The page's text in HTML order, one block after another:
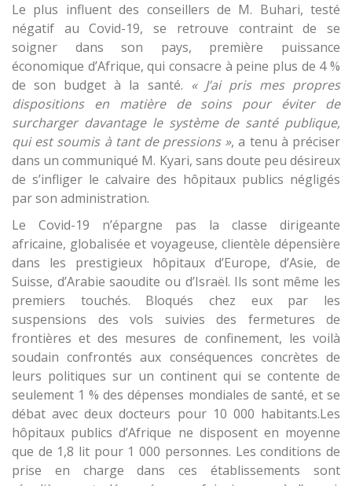
Le plus influent des conseillers de M. Buhari, testé
négatif au Covid-19, se retrouve contraint de se
soigner dans son pays, première puissance
économique d’Afrique, qui consacre à peine plus de 4 %
de son budget à la santé. « J’ai pris mes propres
dispositions en matière de soins pour éviter de
surcharger davantage le système de santé publique,
qui est soumis à tant de pressions », a tenu à préciser
dans un communiqué M. Kyari, sans doute peu désireux
de s’infliger le calvaire des hôpitaux publics négligés
par son administration.
Le Covid-19 n’épargne pas la classe dirigeante
africaine, globalisée et voyageuse, clientèle dépensière
dans les prestigieux hôpitaux d’Europe, d’Asie, de
Suisse, d’Arabie saoudite ou d’Israël. Ils sont même les
premiers touchés. Bloqués chez eux par les
suspensions des vols suivies des fermetures de
frontières et des mesures de confinement, les voilà
soudain confrontés aux conséquences concrètes de
leurs politiques sur un continent qui se contente de
seulement 1 % des dépenses mondiales de santé, et se
débat avec deux docteurs pour 10 000 habitants.Les
hôpitaux publics d’Afrique ne disposent en moyenne
que de 1,8 lit pour 1 000 personnes. Les conditions de
prise en charge dans ces établissements sont